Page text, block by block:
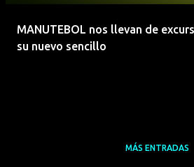
MANUTEBOL nos llevan de
su nuevo sencillo
MÁS ENTRADAS